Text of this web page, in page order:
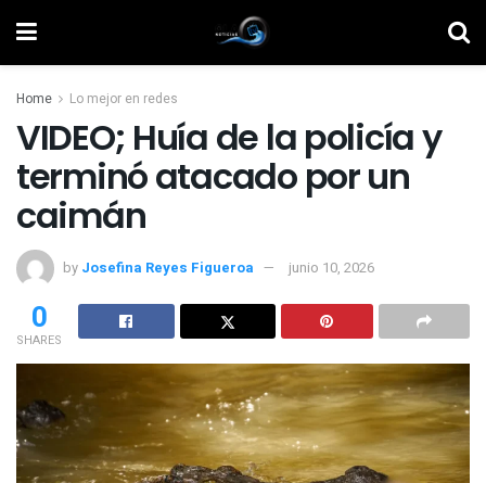
Home Lo mejor en redes
VIDEO; Huía de la policía y
terminó atacado por un
caimán
by Josefina Reyes Figueroa junio 10, 2026
0
SHARES